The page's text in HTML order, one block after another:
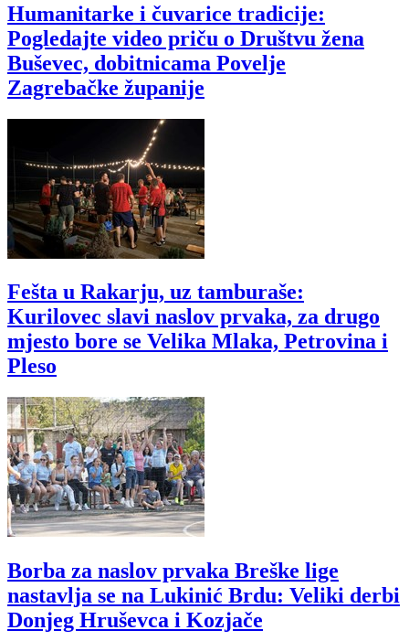
Humanitarke i čuvarice tradicije:
Pogledajte video priču o Društvu žena
Buševec, dobitnicama Povelje
Zagrebačke županije
Fešta u Rakarju, uz tamburaše:
Kurilovec slavi naslov prvaka, za drugo
mjesto bore se Velika Mlaka, Petrovina i
Pleso
Borba za naslov prvaka Breške lige
nastavlja se na Lukinić Brdu: Veliki derbi
Donjeg Hruševca i Kozjače